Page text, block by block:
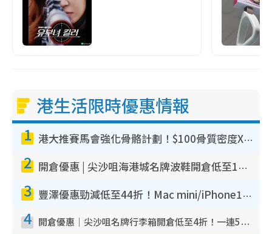
港生活限時優惠情報
1 港大推賽馬會強化骨骼計劃！$100骨質密度X光檢查 完成免費運動訓練送超市禮券！附參加資格
2 開倉優惠 | 尖沙咀海港城名牌波鞋開倉低至1折！On鞋$899起／Joy&Peace鞋履$98起
3 豐澤優惠勁減低至44折！Mac mini/iPhone17Pro大減價！廚房家電$220起
4 開倉優惠｜尖沙咀名牌行李箱開倉低至4折！一連5日 American Tourister/ace./Hallmark $200起！